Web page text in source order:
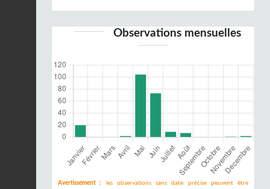
Observations mensuelles
Avertissement :
les observations sans date précise peuvent être